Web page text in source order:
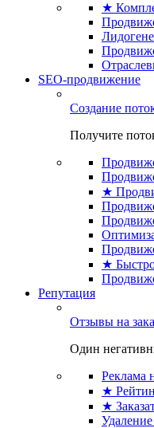
★
SEO-продвижение
Создание
Получите
★
★
Репутация
Отзывы на
Один
Реклама
★
★